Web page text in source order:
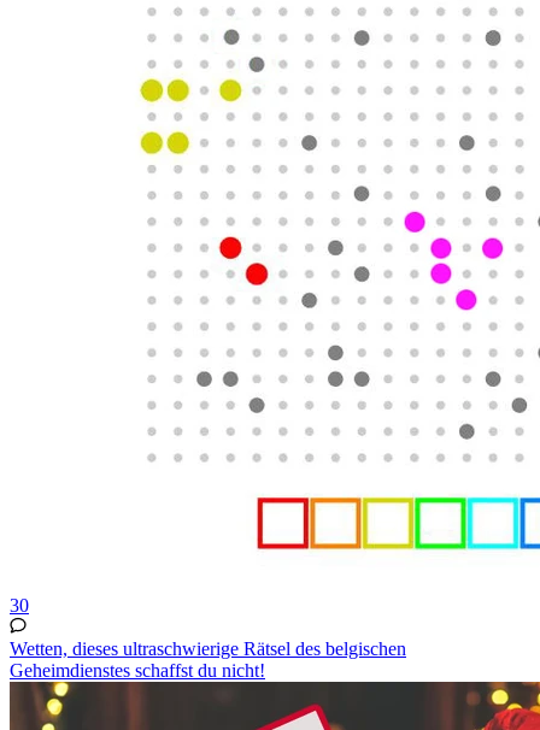
30
Wetten, dieses ultraschwierige Rätsel des belgischen
Geheimdienstes schaffst du nicht!